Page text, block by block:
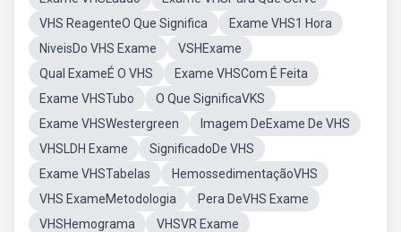
VHS ReagenteO Que Significa
Exame VHS1 Hora
NiveisDo VHS Exame
VSHExame
Qual ExameÉ O VHS
Exame VHSCom É Feita
Exame VHSTubo
O Que SignificaVKS
Exame VHSWestergreen
Imagem DeExame De VHS
VHSLDH Exame
SignificadoDe VHS
Exame VHSTabelas
HemossedimentaçãoVHS
VHS ExameMetodologia
Pera DeVHS Exame
VHSHemograma
VHSVR Exame